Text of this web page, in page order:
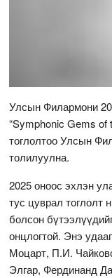
Улсын Филармони
“Symphonic Gems of
тоглолтоо Улсын
толилуулна.
2025 оноос эхлэн
тус цуврал тоглолт
болсон
онцлогтой. Энэ
Моцарт, П.И.
Элгар, Фердинанд